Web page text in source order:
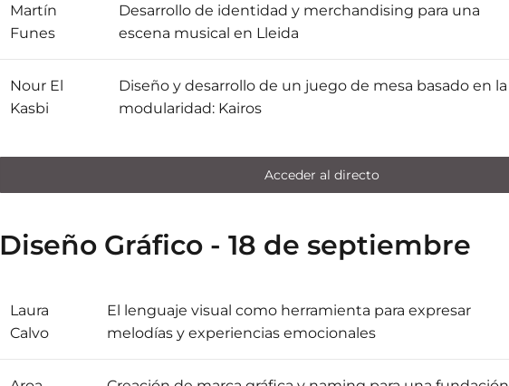
Martín
Funes
Desarrollo de identidad y merchandising para una
escena musical en Lleida
Nour El
Kasbi
Diseño y desarrollo de un juego de mesa basado en la
modularidad: Kairos
Acceder al directo
Diseño Gráfico - 18 de septiembre
Laura
Calvo
El lenguaje visual como herramienta para expresar
melodías y experiencias emocionales